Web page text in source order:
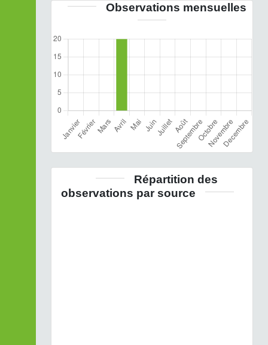
Observations mensuelles
Répartition des
observations par source